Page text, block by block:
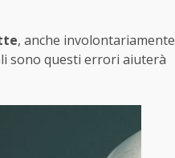
, anche involontariamente
sono questi errori aiuterà